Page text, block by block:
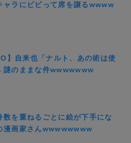
ャラにビビって席を譲るwwww
】自来也「ナルト、あの術は使
謎のままな件wwwwwww
数を重ねるごとに絵が下手にな
漫画家さんwwwwwwww